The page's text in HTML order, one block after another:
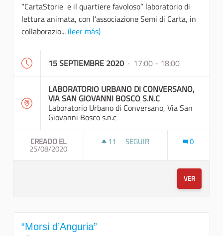
“CartaStorie e il quartiere favoloso” laboratorio di
lettura animata, con l’associazione Semi di Carta, in
collaborazio...(leer más)
15 SEPTIEMBRE 2020 · 17:00 - 18:00
LABORATORIO URBANO DI CONVERSANO,
VIA SAN GIOVANNI BOSCO S.N.C
Laboratorio Urbano di Conversano, Via San
Giovanni Bosco s.n.c
CREADO EL
25/08/2020
11 11 SEGUIDORAS
SEGUIR 0
VER
“Morsi d’Anguria”